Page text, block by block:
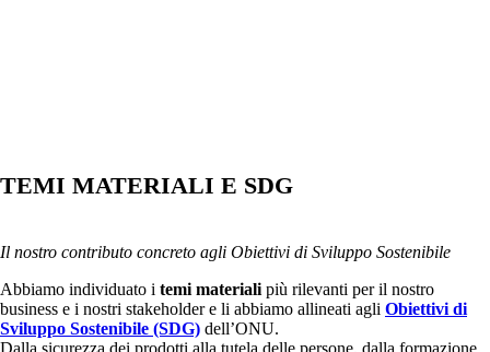
TEMI MATERIALI E SDG
Il nostro contributo concreto agli Obiettivi di Sviluppo Sostenibile
Abbiamo individuato i temi materiali più rilevanti per il nostro
business e i nostri stakeholder e li abbiamo allineati agli Obiettivi di
Sviluppo Sostenibile (SDG) dell’ONU.